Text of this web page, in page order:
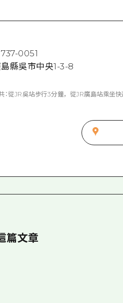
737-0051
縣吳市中央1-3-8
：從JR吳站步行3分鐘，從JR廣島站乘坐
篇文章